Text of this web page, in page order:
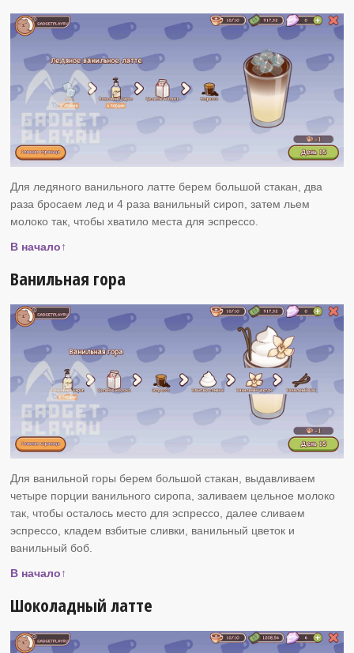
Для ледяного ванильного латте берем большой стакан, два
раза бросаем лед и 4 раза ванильный сироп, затем льем
молоко так, чтобы хватило места для эспрессо.
В начало↑
Ванильная гора
Для ванильной горы берем большой стакан, выдавливаем
четыре порции ванильного сиропа, заливаем цельное молоко
так, чтобы осталось место для эспрессо, далее сливаем
эспрессо, кладем взбитые сливки, ванильный цветок и
ванильный боб.
В начало↑
Шоколадный латте